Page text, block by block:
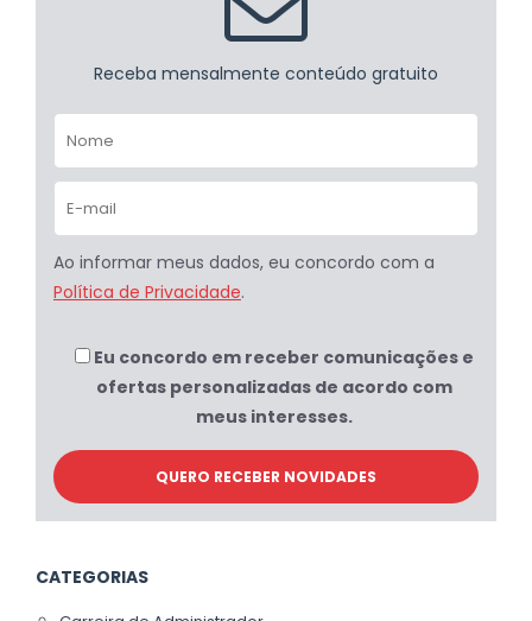
Receba mensalmente conteúdo gratuito
Ao informar meus dados, eu concordo com a
Política de Privacidade.
Eu concordo em receber comunicações e
ofertas personalizadas de acordo com
meus interesses.
CATEGORIAS